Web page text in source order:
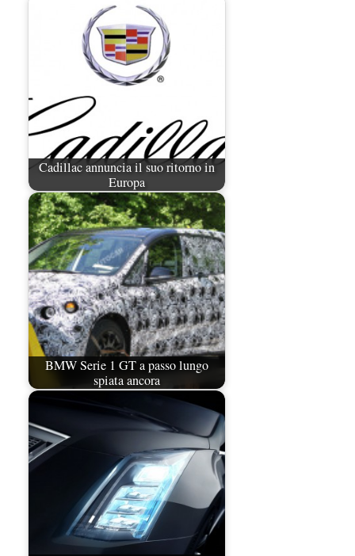
Cadillac annuncia il suo ritorno in
Europa
BMW Serie 1 GT a passo lungo
spiata ancora